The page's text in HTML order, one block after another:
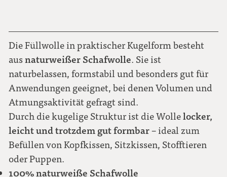
Die Füllwolle in praktischer Kugelform besteht
ausnaturweißer Schafwolle. Sie ist
naturbelassen, formstabil und besonders gut für
Anwendungen geeignet, bei denen Volumen und
Atmungsaktivität gefragt sind.
Durch die kugelige Struktur ist die Wollelocker,
leicht und trotzdem gut formbar– ideal zum
Befüllen von Kopfkissen, Sitzkissen, Stofftieren
oder Puppen.
100% naturweiße Schafwolle